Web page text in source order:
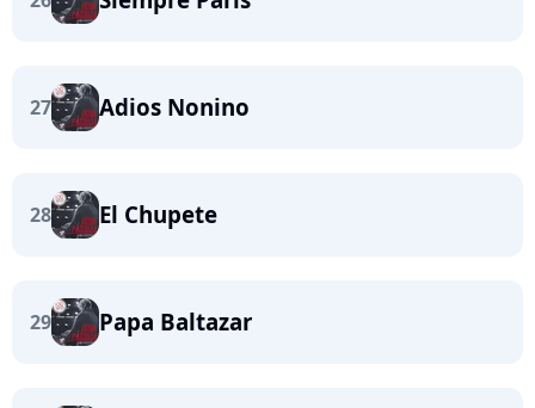
27 Adios Nonino
28 El Chupete
29 Papa Baltazar